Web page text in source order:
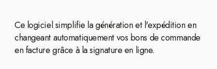
Ce logiciel simplifie la génération et l'expédition en
changeant automatiquement vos bons de commande
en facture grâce à la signature en ligne.